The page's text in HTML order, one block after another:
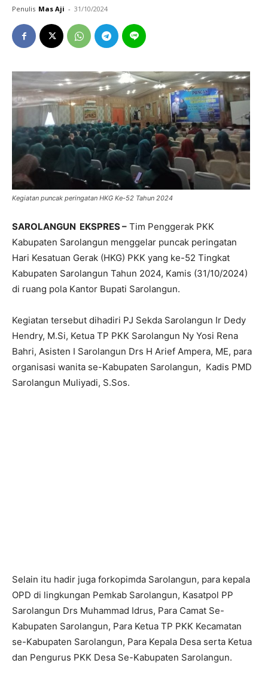
Penulis Mas Aji - 31/10/2024
Kegiatan puncak peringatan HKG Ke-52 Tahun 2024
SAROLANGUN EKSPRES – Tim Penggerak PKK
Kabupaten Sarolangun menggelar puncak peringatan
Hari Kesatuan Gerak (HKG) PKK yang ke-52 Tingkat
Kabupaten Sarolangun Tahun 2024, Kamis (31/10/2024)
di ruang pola Kantor Bupati Sarolangun.
Kegiatan tersebut dihadiri PJ Sekda Sarolangun Ir Dedy
Hendry, M.Si, Ketua TP PKK Sarolangun Ny Yosi Rena
Bahri, Asisten I Sarolangun Drs H Arief Ampera, ME, para
organisasi wanita se-Kabupaten Sarolangun, Kadis PMD
Sarolangun Muliyadi, S.Sos.
Selain itu hadir juga forkopimda Sarolangun, para kepala
OPD di lingkungan Pemkab Sarolangun, Kasatpol PP
Sarolangun Drs Muhammad Idrus, Para Camat Se-
Kabupaten Sarolangun, Para Ketua TP PKK Kecamatan
se-Kabupaten Sarolangun, Para Kepala Desa serta Ketua
dan Pengurus PKK Desa Se-Kabupaten Sarolangun.